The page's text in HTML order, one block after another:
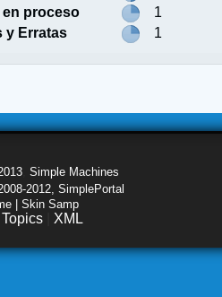
proceso
1
y Erratas
1
Simple Machines
2012, SimplePortal
| Skin Samp
Topics XML